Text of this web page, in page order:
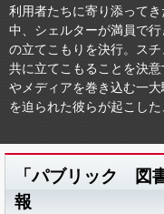
利用者たちに寄り添って
中、シェルターが満員で
の立てこもりを決行。ス
共に立てこもることを決
やメディアを巻き込む一
を迫られた彼らが起こし
「パブリック 図
報